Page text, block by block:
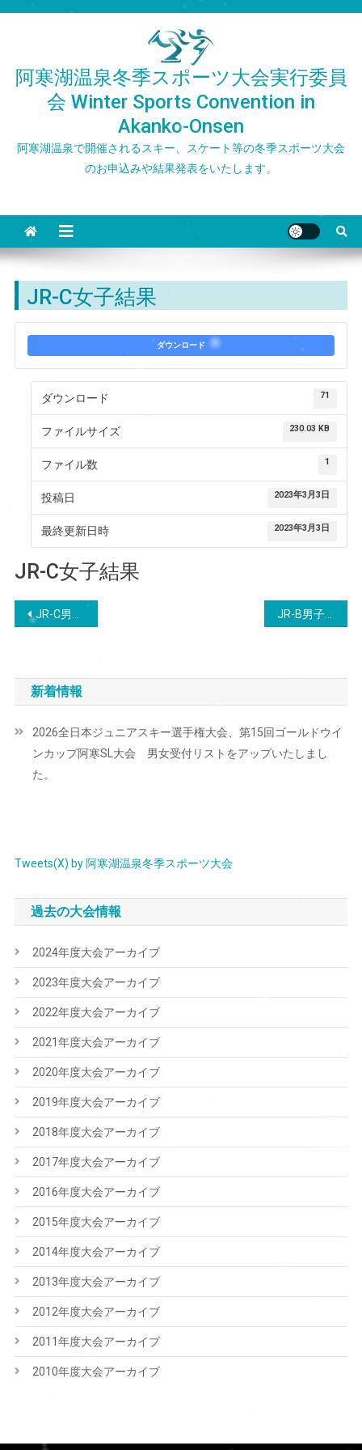
阿寒湖温泉冬季スポーツ大会実行委員
会 Winter Sports Convention in
Akanko-Onsen
阿寒湖温泉で開催されるスキー、スケート等の冬季スポーツ大会
のお申込みや結果発表をいたします。
JR-C女子結果
ダウンロード
ダウンロード 71
ファイルサイズ 230.03 KB
ファイル数 1
投稿日 2023年3月3日
最終更新日時 2023年3月3日
JR-C女子結果
投
ナ
ビ
ゲ
ー
ン
JR-C男子結果
新着情報
2026全日本ジュニアスキー選手権大会、第15回ゴールドウイ
ンカップ阿寒SL大会 男女受付リストをアップいたしまし
た。
Tweets(X) by 阿寒湖温泉冬季スポーツ大会
過去の大会情報
2024年度大会アーカイブ
2023年度大会アーカイブ
2022年度大会アーカイブ
2021年度大会アーカイブ
2020年度大会アーカイブ
2019年度大会アーカイブ
2018年度大会アーカイブ
2017年度大会アーカイブ
2016年度大会アーカイブ
2015年度大会アーカイブ
2014年度大会アーカイブ
2013年度大会アーカイブ
2012年度大会アーカイブ
2011年度大会アーカイブ
2010年度大会アーカイブ